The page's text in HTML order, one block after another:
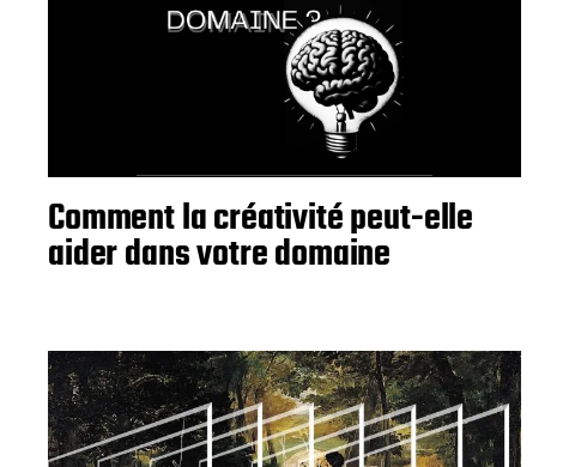
Comment la créativité peut-elle
aider dans votre domaine